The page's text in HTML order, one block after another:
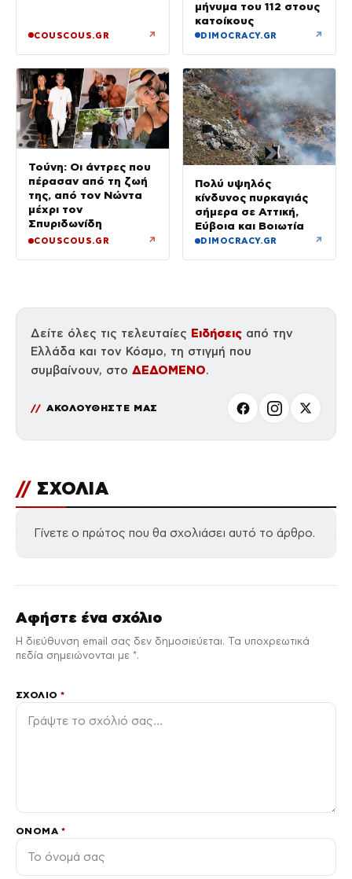
COUSCOUS.GR ↗
μήνυμα του 112 στους
κατοίκους
DIMOCRACY.GR ↗
Τούνη: Οι άντρες που
πέρασαν από τη ζωή
της, από τον Νώντα
μέχρι τον
Σπυριδωνίδη
COUSCOUS.GR ↗
Πολύ υψηλός
κίνδυνος πυρκαγιάς
σήμερα σε Αττική,
Εύβοια και Βοιωτία
DIMOCRACY.GR ↗
Δείτε όλες τις τελευταίες Ειδήσεις από την
Ελλάδα και τον Κόσμο, τη στιγμή που
συμβαίνουν, στο ΔΕΔΟΜΕΝΟ.
ΑΚΟΛΟΥΘΗΣΤΕ ΜΑΣ
// ΣΧΟΛΙΑ
Γίνετε ο πρώτος που θα σχολιάσει αυτό το άρθρο.
Αφήστε ένα σχόλιο
Η διεύθυνση email σας δεν δημοσιεύεται. Τα υποχρεωτικά
πεδία σημειώνονται με *.
ΣΧΌΛΙΟ*
ΌΝΟΜΑ *